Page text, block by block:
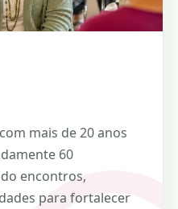
mais de 20 anos
60
encontros,
para fortalecer